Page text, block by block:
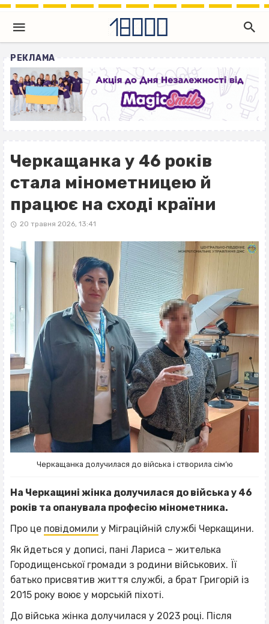
РЕКЛАМА
Черкащанка у 46 років
стала мінометницею й
працює на сході країни
20 травня 2026, 13:41
Черкащанка долучилася до війська і створила сім’ю
На Черкащині жінка долучилася до війська у 46
років та опанувала професію мінометника.
Про це повідомили у Міграційній службі Черкащини.
Як йдеться у дописі, пані Лариса – жителька
Городищенської громади з родини військових. Її
батько присвятив життя службі, а брат Григорій із
2015 року воює у морській піхоті.
До війська жінка долучилася у 2023 році. Після